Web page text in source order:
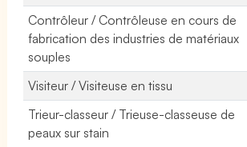
Contrôleur / Contrôleuse en cours de
fabrication des industries de matériaux
souples
Visiteur / Visiteuse en tissu
Trieur-classeur / Trieuse-classeuse de
peaux sur stain